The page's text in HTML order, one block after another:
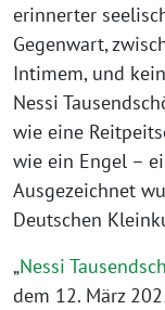
erinnerter
Gegenwart,
Intimem, und
Nessi
wie eine
wie ein Engel –
Ausgezeichnet
Deutschen
„Nessi
dem 12. März